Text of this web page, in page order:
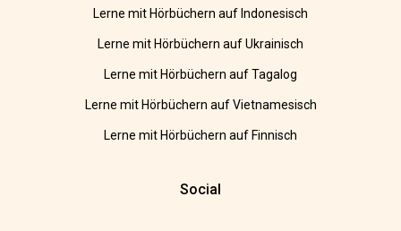
Lerne mit Hörbüchern auf Indonesisch
Lerne mit Hörbüchern auf Ukrainisch
Lerne mit Hörbüchern auf Tagalog
Lerne mit Hörbüchern auf Vietnamesisch
Lerne mit Hörbüchern auf Finnisch
Social